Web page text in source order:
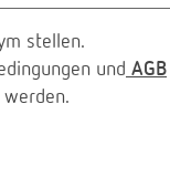
stellen.
und AGB